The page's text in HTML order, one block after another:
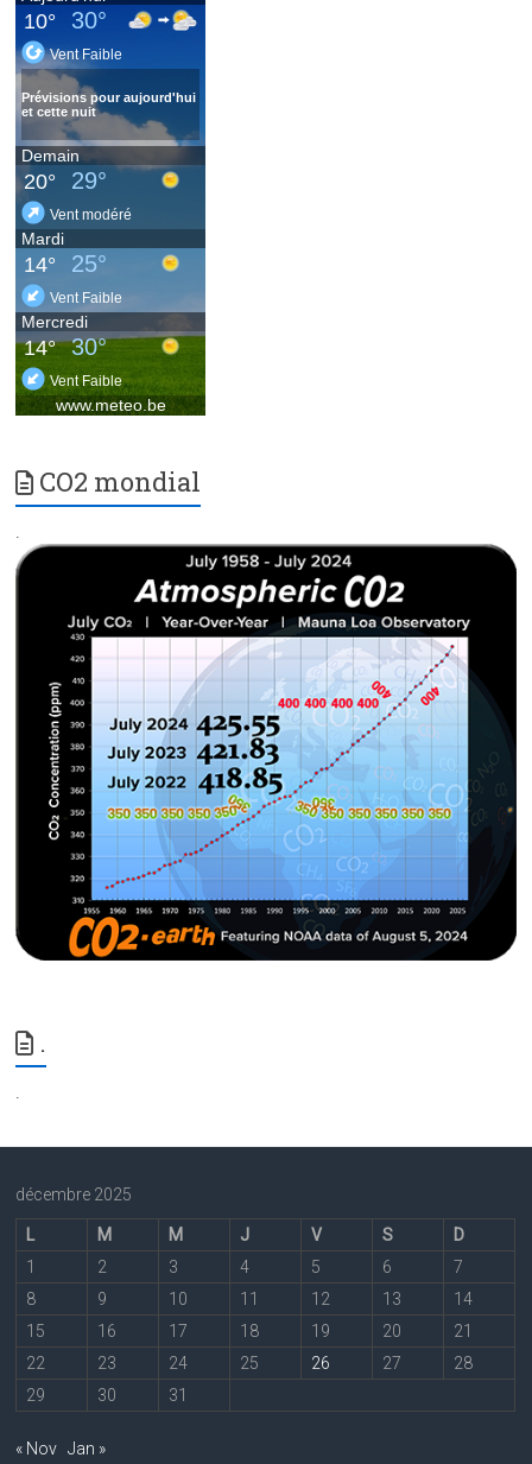
CO2 mondial
.
.
.
décembre 2025
L M M J V S
D
1
2 3 4 5 6
7
8
9 10 11 12 13
14
15
16 17 18 19 20
21
22
23 24 25 26 27
28
29
30 31
« Nov Jan »